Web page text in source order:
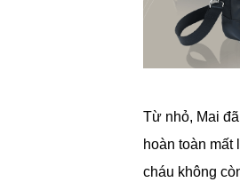
Từ nhỏ, Mai
hoàn toàn
cháu không